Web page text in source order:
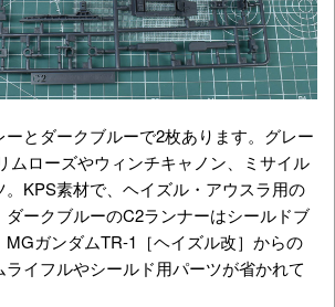
とダークブルーで2枚あります。グレー
ムローズやウィンチキャノン、ミサイル
。KPS素材で、ヘイズル・アウスラ用の
ダークブルーのC2ランナーはシールドブ
MGガンダムTR-1［ヘイズル改］からの
イフルやシールド用パーツが省かれて